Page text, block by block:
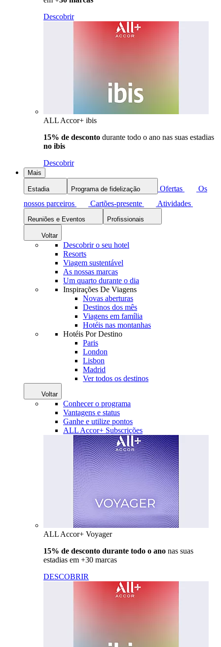
Descobrir
ALL Accor+ ibis
15% de desconto durante todo o ano nas suas estadias
no ibis
Descobrir
Mais
Estadia Programa de fidelização Ofertas
Os
nossos parceiros
Cartões-presente Atividades
Reuniões e Eventos Profissionais
Voltar
Descobrir o seu hotel
Resorts
Viagem sustentável
As nossas marcas
Um quarto durante o dia
Inspirações De Viagens
Novas aberturas
Destinos dos mês
Viagens em família
Hotéis nas montanhas
Hotéis Por Destino
Paris
London
Lisbon
Madrid
Ver todos os destinos
Voltar
Conhecer o programa
Vantagens e status
Ganhe e utilize pontos
ALL Accor+ Subscrições
ALL Accor+ Voyager
15% de desconto durante todo o ano nas suas
estadias em +30 marcas
DESCOBRIR